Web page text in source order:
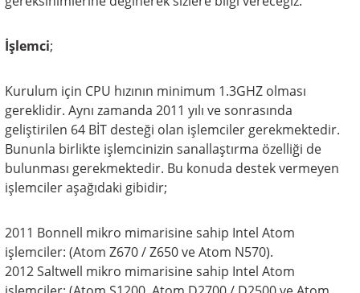
İşlemci;
Kurulum için CPU hızının minimum 1.3GHZ olması
gereklidir. Aynı zamanda 2011 yılı ve sonrasında
geliştirilen 64 BİT desteği olan işlemciler gerekmektedir.
Bununla birlikte işlemcinizin sanallaştırma özelliği de
bulunması gerekmektedir. Bu konuda destek vermeyen
işlemciler aşağıdaki gibidir;
2011 Bonnell mikro mimarisine sahip Intel Atom
işlemciler: (Atom Z670 / Z650 ve Atom N570).
2012 Saltwell mikro mimarisine sahip Intel Atom